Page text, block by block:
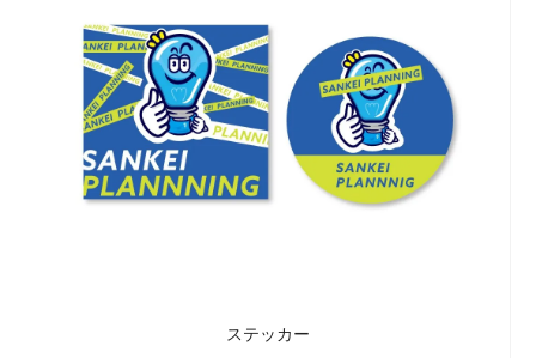
ステッカー